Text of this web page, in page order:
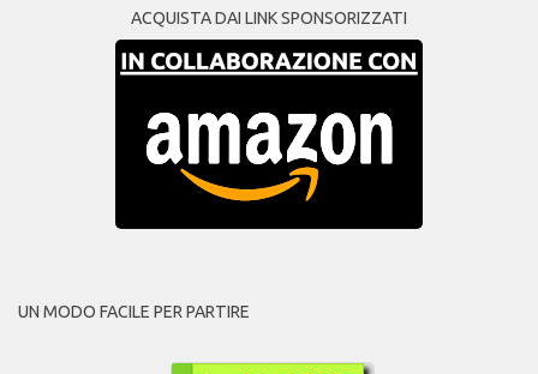
ACQUISTA DAI LINK SPONSORIZZATI
UN MODO FACILE PER PARTIRE